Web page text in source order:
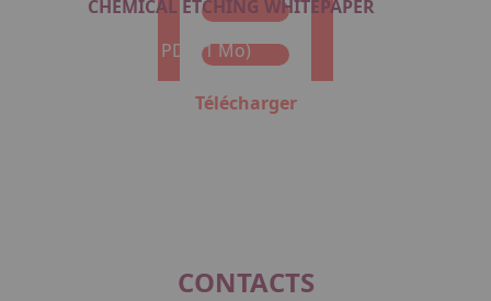
CHEMICAL ETCHING WHITEPAPER
Format : PDF (1 Mo)
Télécharger
CONTACTS